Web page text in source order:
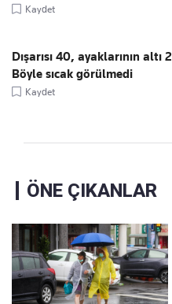
Kaydet
Dışarısı 40, ayaklarının altı
Böyle sıcak görülmedi
Kaydet
ÖNE ÇIKANLAR